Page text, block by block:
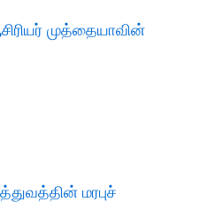
முத்தையாவின்
மரபுச்